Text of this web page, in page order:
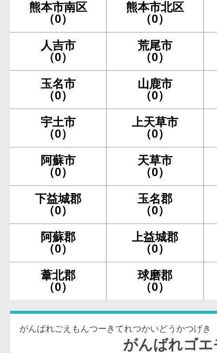
熊本市南区
（0）
熊本市北区
（0）
人吉市
（0）
荒尾市
（0）
玉名市
（0）
山鹿市
（0）
宇土市
（0）
上天草市
（0）
阿蘇市
（0）
天草市
（0）
下益城郡
（0）
玉名郡
（0）
阿蘇郡
（0）
上益城郡
（0）
葦北郡
（0）
球磨郡
（0）
がんばれごえもんつーきてれつかいどうかつげき
がんばれゴエモ